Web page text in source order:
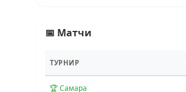
📅 Матчи
ТУРНИР
🏆 Самара